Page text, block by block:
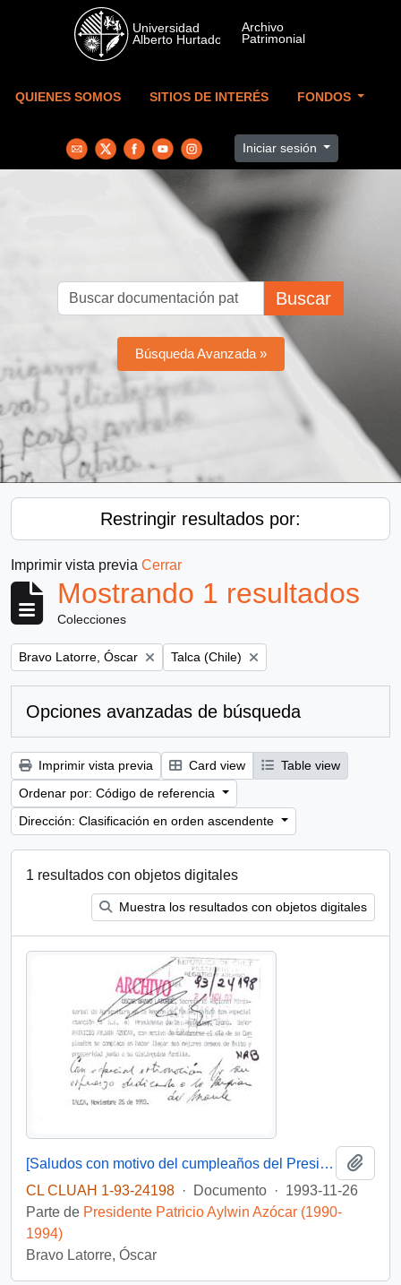
Skip to main content
QUIENES SOMOS SITIOS DE INTERÉS FONDOS
Iniciar sesión
Buscar
Búsqueda Avanzada »
Restringir resultados por:
Imprimir vista previa Cerrar
Mostrando 1 resultados
Colecciones
Remove filter:
Bravo Latorre, Óscar Remove filter:
Talca (Chile)
Opciones avanzadas de búsqueda
Imprimir vista previa Card view
Table view
Ordenar por: Código de referencia
Dirección: Clasificación en orden ascendente
1 resultados con objetos digitales
Muestra los resultados con objetos digitales
[Saludos con motivo del cumpleaños del Presidente]
CL CLUAH 1-93-24198 · Documento · 1993-11-26
Parte de Presidente Patricio Aylwin Azócar (1990-
1994)
Bravo Latorre, Óscar